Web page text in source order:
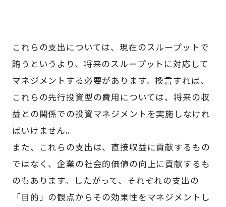
これらの支出については、現在のスループットで
賄うというより、将来のスループットに対応して
マネジメントする必要があります。換言すれば、
これらの先行投資型の費用については、将来の収
益との関係での投資マネジメントを実施しなけれ
ばいけません。
また、これらの支出は、直接収益に貢献するもの
ではなく、企業の社会的価値の向上に貢献するも
のもあります。したがって、それぞれの支出の
「目的」の観点からその効果性をマネジメントし